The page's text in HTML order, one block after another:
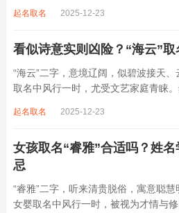
雅符号，实为命理五行流转之枢纽。
起名取名 2025-12-23
看似诗意实则凶险？“海云”
“海云”二字，意境辽阔，似碧波接天
取名中风行一时，尤受文艺家庭青睐
滔天，木浮无根，阴气过重，易致意
起名取名 2025-12-23
女孩取名“睿雅”合适吗？姓
忌
“睿雅”二字，听来清贵脱俗，寓意聪
女婴取名中风行一时，被视为才情与